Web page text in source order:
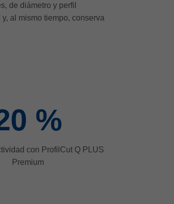
de diámetro y perfil
al mismo tiempo, conserva
%
con ProfilCut Q PLUS
Premium